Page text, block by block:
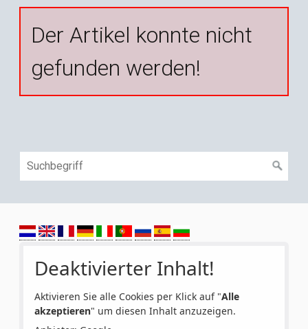
Der Artikel konnte nicht
gefunden werden!
Deaktivierter Inhalt!
Aktivieren Sie alle Cookies per Klick auf "Alle
akzeptieren" um diesen Inhalt anzuzeigen.